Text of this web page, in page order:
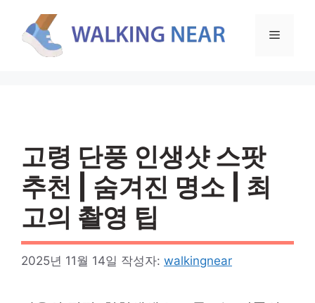
메
고령 단풍 인생샷 스팟
추천 | 숨겨진 명소 | 최
고의 촬영 팁
2025년 11월 14일 작성자: walkingnear